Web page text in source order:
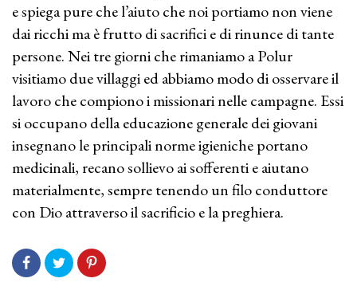
e spiega pure che l’aiuto che noi portiamo non viene
dai ricchi ma è frutto di sacrifici e di rinunce di tante
persone. Nei tre giorni che rimaniamo a Polur
visitiamo due villaggi ed abbiamo modo di osservare il
lavoro che compiono i missionari nelle campagne. Essi
si occupano della educazione generale dei giovani
insegnano le principali norme igieniche portano
medicinali, recano sollievo ai sofferenti e aiutano
materialmente, sempre tenendo un filo conduttore
con Dio attraverso il sacrificio e la preghiera.